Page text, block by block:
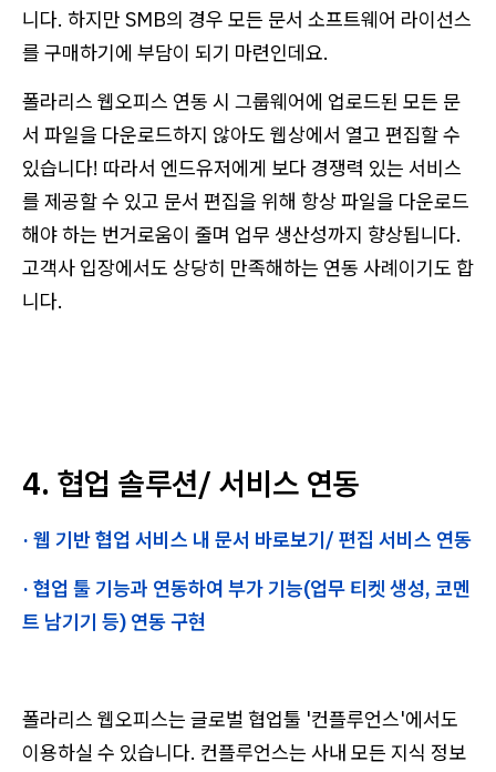
니다. 하지만 SMB의 경우 모든 문서 소프트웨어 라이선스
를 구매하기에 부담이 되기 마련인데요.
폴라리스 웹오피스 연동 시 그룹웨어에 업로드된 모든 문
서 파일을 다운로드하지 않아도 웹상에서 열고 편집할 수
있습니다! 따라서 엔드유저에게 보다 경쟁력 있는 서비스
를 제공할 수 있고 문서 편집을 위해 항상 파일을 다운로드
해야 하는 번거로움이 줄며 업무 생산성까지 향상됩니다.
고객사 입장에서도 상당히 만족해하는 연동 사례이기도 합
니다.
4. 협업 솔루션/ 서비스 연동
· 웹 기반 협업 서비스 내 문서 바로보기/ 편집 서비스 연동
· 협업 툴 기능과 연동하여 부가 기능(업무 티켓 생성, 코멘
트 남기기 등) 연동 구현
폴라리스 웹오피스는 글로벌 협업툴 '컨플루언스'에서도
이용하실 수 있습니다. 컨플루언스는 사내 모든 지식 정보